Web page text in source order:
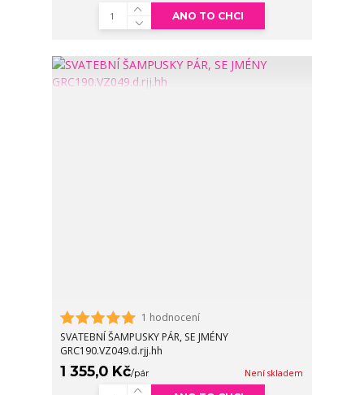
ANO TO CHCI
1 hodnocení
SVATEBNÍ ŠAMPUSKY PÁR, SE JMÉNY
GRC190.VZ049.d.rjj.hh
1 355,0 Kč/pár Není skladem